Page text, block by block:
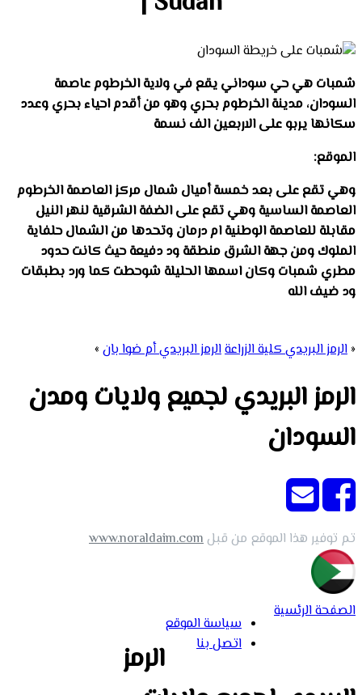
شمبات هي حي سوداني يقع في ولاية الخرطوم عاصمة
السودان، مدينة الخرطوم بحري وهو من أقدم احياء بحري وعدد
سكانها يربو على الاربعين الف نسمة
الموقع:
وهي تقع على بعد خمسة أميال شمال مركز العاصمة الخرطوم
العاصمة الساسية وهي تقع على الضفة الشرقية لنهر النيل
مقابلة للعاصمة الوطنية ام درمان وتحدها من الشمال حلفاية
الملوك ومن جهة الشرق منطقة ود دفيعة حيث كانت حدود
مطري شمبات وكان اسمها الحليلة شوحطت كما ورد بطبقات
ود ضيف الله
« الرمز البريدي كلية الزراعةالرمز البريدي أم ضوا بان »
الرمز البريدي لجميع ولايات ومدن
السودان
تم توفير هذا الموقع من قبل www.noraldaim.com
الصفحة الرئسية
سياسة الموقع
اتصل بنا
الرمز